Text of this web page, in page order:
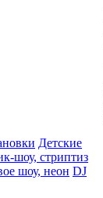
Детские
шоу, стриптиз
шоу, неон DJ